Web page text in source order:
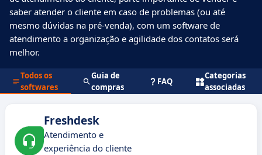
saber atender o cliente em caso de problemas (ou até
mesmo dúvidas na pré-venda), com um software de
atendimento a organização e agilidade dos contatos será
melhor.
Todos os
softwares
Guia de
compras
FAQ
Categorias
associadas
Freshdesk
Atendimento e
experiência do cliente